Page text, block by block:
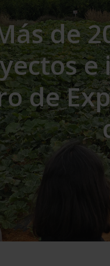
de
e
de